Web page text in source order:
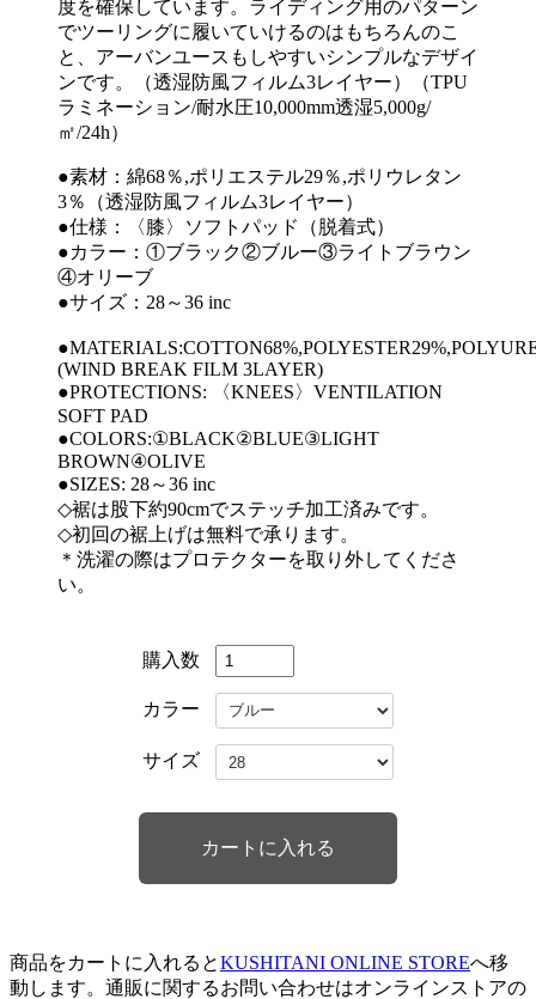
度を確保しています。ライディング用のパターン
でツーリングに履いていけるのはもちろんのこ
と、アーバンユースもしやすいシンプルなデザイ
ンです。（透湿防風フィルム3レイヤー）（TPU
ラミネーション/耐水圧10,000mm透湿5,000g/
㎡/24h）
●素材：綿68％,ポリエステル29％,ポリウレタン
3％（透湿防風フィルム3レイヤー）
●仕様：〈膝〉ソフトパッド（脱着式）
●カラー：①ブラック②ブルー③ライトブラウン
④オリーブ
●サイズ：28～36 inc
(WIND BREAK FILM 3LAYER)
●PROTECTIONS: 〈KNEES〉VENTILATION
SOFT PAD
●COLORS:①BLACK②BLUE③LIGHT
BROWN④OLIVE
●SIZES: 28～36 inc
◇裾は股下約90cmでステッチ加工済みです。
◇初回の裾上げは無料で承ります。
＊洗濯の際はプロテクターを取り外してくださ
い。
購入数
カラー
サイズ
商品をカートに入れるとKUSHITANI ONLINE STOREへ移
動します。通販に関するお問い合わせはオンラインストアの